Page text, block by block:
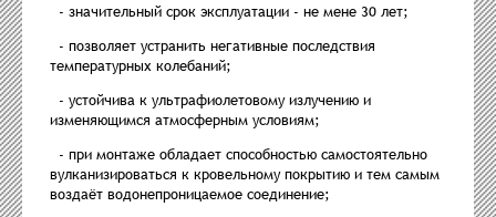
- значительный срок эксплуатации - не мене 30 лет;
- позволяет устранить негативные последствия
температурных колебаний;
- устойчива к ультрафиолетовому излучению и
изменяющимся атмосферным условиям;
- при монтаже обладает способностью самостоятельно
вулканизироваться к кровельному покрытию и тем самым
воздаёт водонепроницаемое соединение;